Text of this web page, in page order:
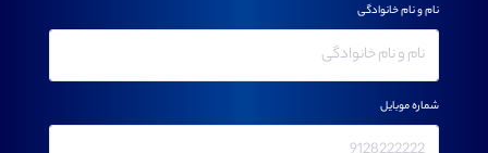
نام و نام خانوادگی
شماره موبایل